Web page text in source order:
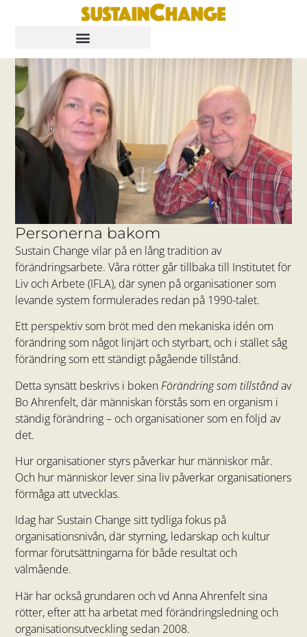
Personerna bakom
Sustain Change vilar på en lång tradition av
förändringsarbete. Våra rötter går tillbaka till Institutet för
Liv och Arbete (IFLA), där synen på organisationer som
levande system formulerades redan på 1990-talet.
Ett perspektiv som bröt med den mekaniska idén om
förändring som något linjärt och styrbart, och i stället såg
förändring som ett ständigt pågående tillstånd.
Detta synsätt beskrivs i bokenFörändring som tillståndav
Bo Ahrenfelt, där människan förstås som en organism i
ständig förändring – och organisationer som en följd av
det.
Hur organisationer styrs påverkar hur människor mår.
Och hur människor lever sina liv påverkar organisationers
förmåga att utvecklas.
Idag har Sustain Change sitt tydliga fokus på
organisationsnivån, där styrning, ledarskap och kultur
formar förutsättningarna för både resultat och
välmående.
Här har också grundaren och vd Anna Ahrenfelt sina
rötter, efter att ha arbetat med förändringsledning och
organisationsutveckling sedan 2008.